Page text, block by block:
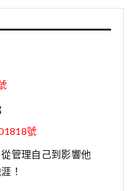
號
管理自己到影響他
！